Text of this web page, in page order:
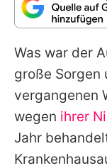
Was war der
große Sorgen
vergangenen
wegen ihrer
Jahr